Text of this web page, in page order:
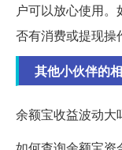
户可以放心使用
否有消费或提现操
其他小伙伴的
余额宝收益波动大